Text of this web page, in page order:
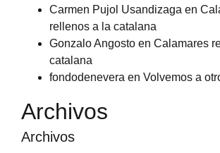
Carmen Pujol Usandizaga en
rellenos a la catalana
Gonzalo Angosto en Calamares
catalana
fondodenevera en Volvemos a
Archivos
Archivos